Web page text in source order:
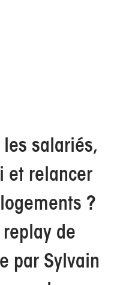
salariés,
et relancer
?
replay de
par Sylvain